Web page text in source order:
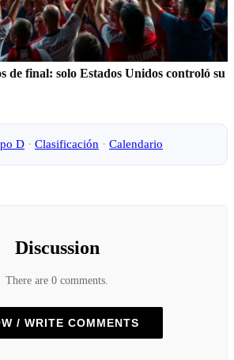
de final: solo Estados Unidos controló su
D · Clasificación · Calendario
Discussion
There are 0 comments.
/ WRITE COMMENTS